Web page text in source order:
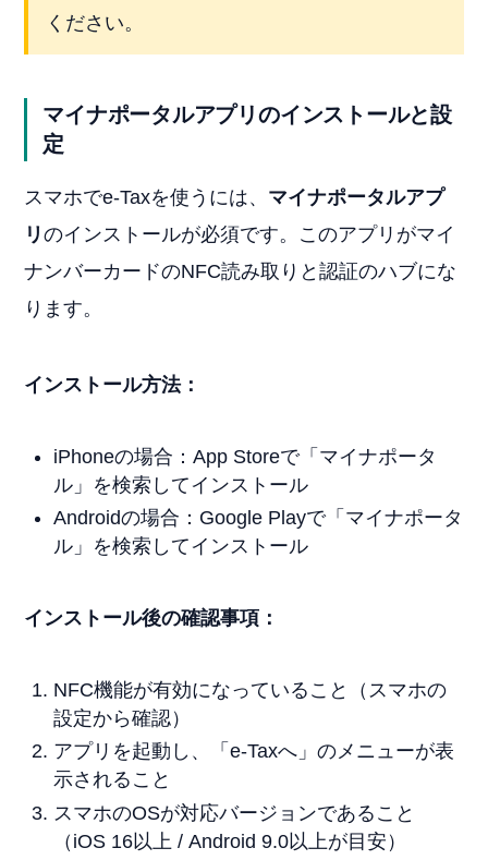
ください。
マイナポータルアプリのインストールと設
定
スマホでe-Taxを使うには、 マイナポータルアプ
リのインストールが必須です。このアプリがマイ
ナンバーカードのNFC読み取りと認証のハブにな
ります。
インストール方法：
iPhoneの場合：App Storeで「マイナポータ
ル」を検索してインストール
Androidの場合：Google Playで「マイナポータ
ル」を検索してインストール
インストール後の確認事項：
NFC機能が有効になっていること（スマホの
設定から確認）
アプリを起動し、「e-Taxへ」のメニューが表
示されること
スマホのOSが対応バージョンであること
（iOS 16以上 / Android 9.0以上が目安）